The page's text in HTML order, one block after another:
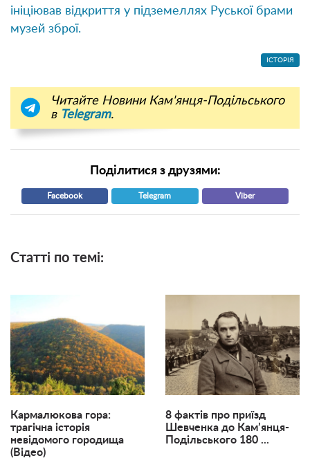
ініціював відкриття у підземеллях Руської брами
музей зброї.
ІСТОРІЯ
Читайте Новини Кам'янця-Подільського
в Telegram.
Поділитися з друзями:
Facebook Telegram Viber
Статті по темі:
Кармалюкова гора:
трагічна історія
невідомого городища
(Відео)
8 фактів про приїзд
Шевченка до Кам’янця-
Подільського 180 ...